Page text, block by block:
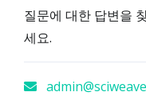
질문에 대한 답변을
세요.